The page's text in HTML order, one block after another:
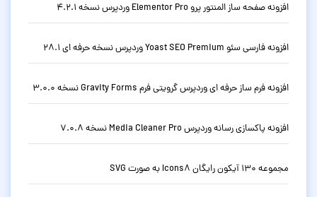
افزونه صفحه ساز المنتور پرو Elementor Pro وردپرس نسخه 4.2.1
افزونه فارسی سئو Yoast SEO Premium وردپرس نسخه حرفه ای 28.1
افزونه فرم ساز حرفه ای وردپرس گرویتی فرم Gravity Forms نسخه 3.0.0
افزونه پاکسازی رسانه وردپرس Media Cleaner Pro نسخه 7.0.8
مجموعه 130 آیکون رایگان Icons8 به صورت SVG